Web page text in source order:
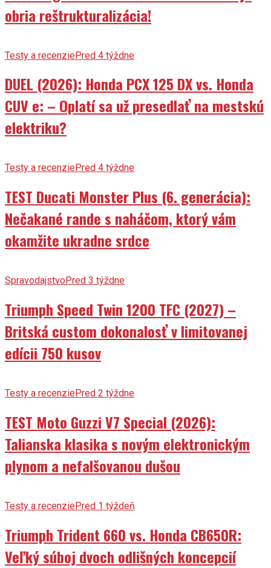
obria reštrukturalizácia!
Testy a recenziePred 4 týždne
DUEL (2026): Honda PCX 125 DX vs. Honda
CUV e: – Oplatí sa už presedlať na mestskú
elektriku?
Testy a recenziePred 4 týždne
TEST Ducati Monster Plus (6. generácia):
Nečakané rande s naháčom, ktorý vám
okamžite ukradne srdce
SpravodajstvoPred 3 týždne
Triumph Speed Twin 1200 TFC (2027) –
Britská custom dokonalosť v limitovanej
edícii 750 kusov
Testy a recenziePred 2 týždne
TEST Moto Guzzi V7 Special (2026):
Talianska klasika s novým elektronickým
plynom a nefalšovanou dušou
Testy a recenziePred 1 týždeň
Triumph Trident 660 vs. Honda CB650R:
Veľký súboj dvoch odlišných koncepcií